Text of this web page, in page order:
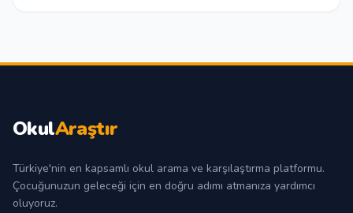
OkulAraştır
Türkiye'nin en kapsamlı okul arama ve karşılaştırma platformu.
Çocuğunuzun geleceği için en doğru adımı atmanıza yardımcı
oluyoruz.